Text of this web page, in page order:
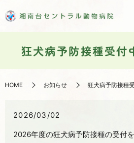
狂犬病予防接種受付
HOME お知らせ 狂犬病予防接種
2026/03/02
2026年度の狂犬病予防接種の受付